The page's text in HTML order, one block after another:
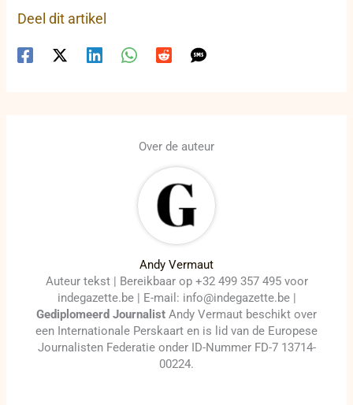
Deel dit artikel
Over de auteur
Andy Vermaut
Auteur tekst | Bereikbaar op +32 499 357 495 voor
indegazette.be | E-mail: info@indegazette.be |
Gediplomeerd Journalist Andy Vermaut beschikt over
een Internationale Perskaart en is lid van de Europese
Journalisten Federatie onder ID-Nummer FD-7 13714-
00224.